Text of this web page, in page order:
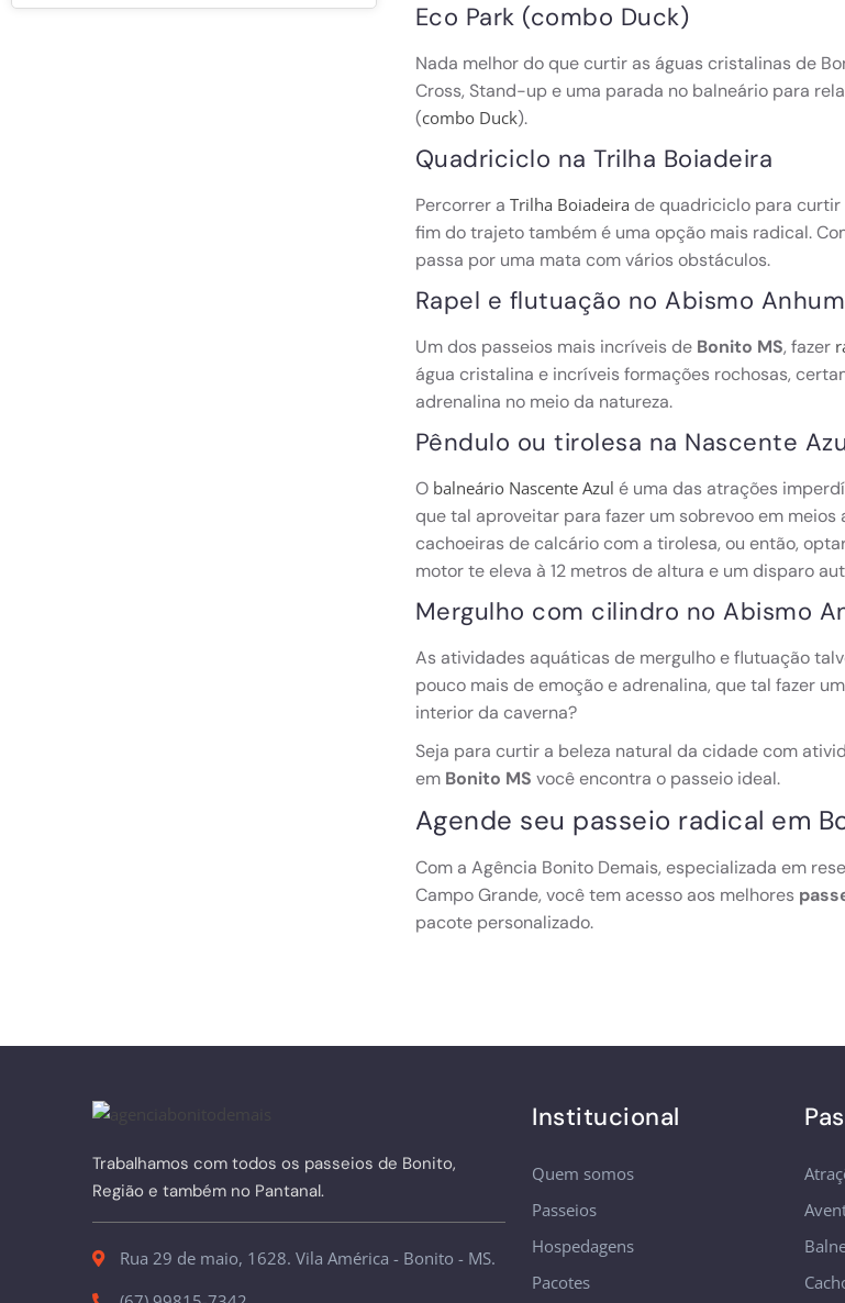
Eco Park (combo Duck)
Nada melhor do que curtir as águas cristalinas de
Cross, Stand-up e uma parada no balneário para
(combo Duck).
Quadriciclo na Trilha Boiadeira
Percorrer a Trilha Boiadeira de quadriciclo para curtir
fim do trajeto também é uma opção mais radical.
passa por uma mata com vários obstáculos.
Rapel e flutuação no Abismo
Um dos passeios mais incríveis de Bonito MS, fazer
água cristalina e incríveis formações rochosas,
adrenalina no meio da natureza.
Pêndulo ou tirolesa na Nascente
O balneário Nascente Azul é uma das atrações
que tal aproveitar para fazer um sobrevoo em
cachoeiras de calcário com a tirolesa, ou então,
motor te eleva à 12 metros de altura e um disparo
Mergulho com cilindro no Abismo
As atividades aquáticas de mergulho e flutuação
pouco mais de emoção e adrenalina, que tal fazer um
interior da caverna?
Seja para curtir a beleza natural da cidade com
em Bonito MS você encontra o passeio ideal.
Agende seu passeio radical em
Com a Agência Bonito Demais, especializada em
Campo Grande, você tem acesso aos melhores
pacote personalizado.
Trabalhamos com todos os passeios de Bonito,
Região e também no Pantanal.
Rua 29 de maio, 1628. Vila América - Bonito - MS.
Institucional
Quem somos
Passeios
Hospedagens
Pacotes